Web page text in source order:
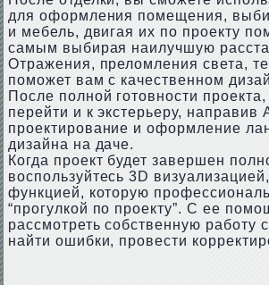
для оформления помещения,
и мебель, двигая их по проекту
самым выбирая наилучшую
Отражения, преломления света,
поможет вам с качественном
После полной готовности
перейти и к экстерьеру, направив
проектирование и оформление
дизайна на даче.
Когда проект будет завершен
воспользуйтесь 3D
функцией, которую
“прогулкой по проекту”. С ее
рассмотреть собственную работу
найти ошибки, провести